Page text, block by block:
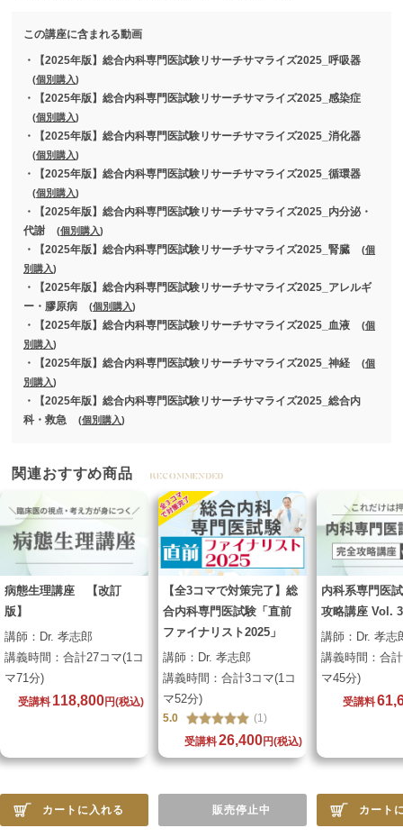
この講座に含まれる動画
・【2025年版】総合内科専門医試験リサーチサマライズ2025_呼吸器
(個別購入)
・【2025年版】総合内科専門医試験リサーチサマライズ2025_感染症
(個別購入)
・【2025年版】総合内科専門医試験リサーチサマライズ2025_消化器
(個別購入)
・【2025年版】総合内科専門医試験リサーチサマライズ2025_循環器
(個別購入)
・【2025年版】総合内科専門医試験リサーチサマライズ2025_内分泌・
代謝
(個別購入)
・【2025年版】総合内科専門医試験リサーチサマライズ2025_腎臓 (個
別購入)
・【2025年版】総合内科専門医試験リサーチサマライズ2025_アレルギ
ー・膠原病
(個別購入)
・【2025年版】総合内科専門医試験リサーチサマライズ2025_血液 (個
別購入)
・【2025年版】総合内科専門医試験リサーチサマライズ2025_神経 (個
別購入)
・【2025年版】総合内科専門医試験リサーチサマライズ2025_総合内
科・救急
(個別購入)
関連おすすめ商品
病態生理講座 【改訂
版】
講師： Dr. 孝志郎
講義時間： 合計27コマ(1コ
マ71分)
受講料 118,800円(税込)
カートに入れる
【全3コマで対策完了】総
合内科専門医試験「直前
ファイナリスト2025」
講師： Dr. 孝志郎
講義時間： 合計3コマ(1コ
マ52分)
5.0
(1)
受講料26,400円(税込)
販売停止中
内科系専門医
攻略講座 Vol. 3
講師： Dr. 孝志
講義時間： 合
マ45分)
受講料
カート